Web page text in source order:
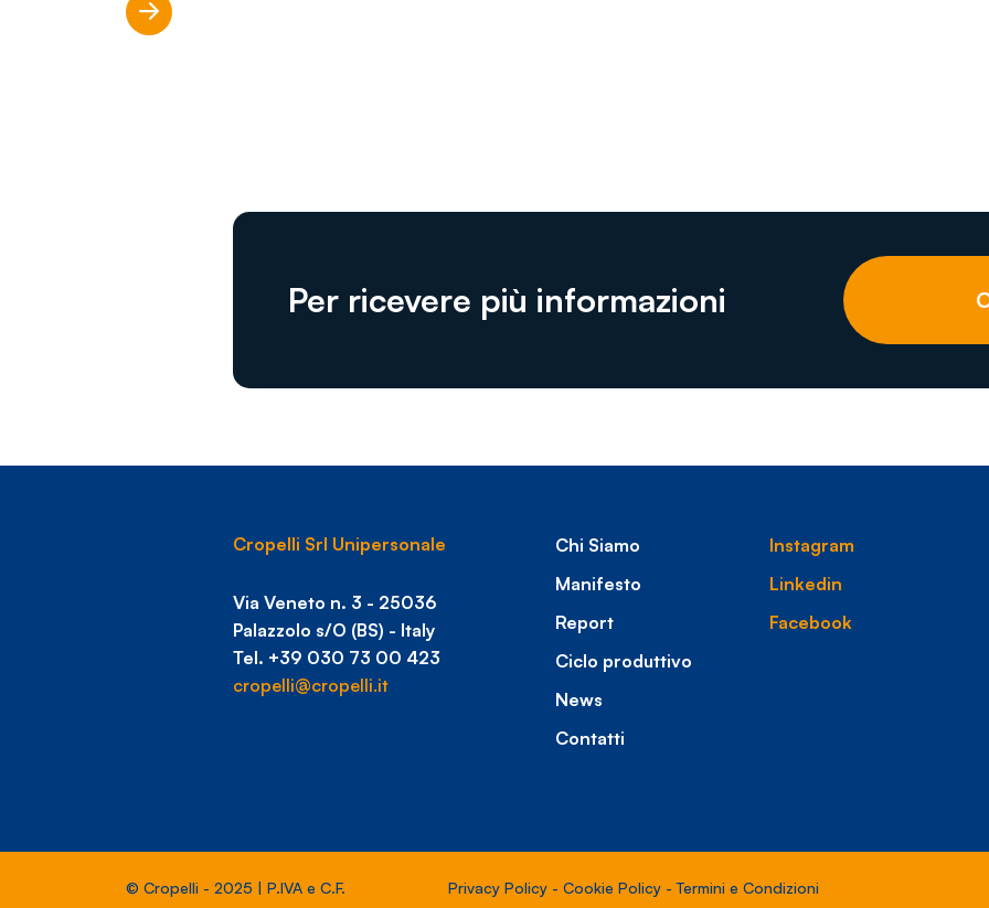
Scopri di più
Per ricevere più informazioni
Cropelli Srl Unipersonale
Via Veneto n. 3 - 25036
Palazzolo s/O (BS) - Italy
Tel. +39 030 73 00 423
cropelli@cropelli.it
Chi Siamo
Manifesto
Report
Ciclo produttivo
News
Contatti
Instagram
Linkedin
Facebook
© Cropelli - 2025 | P.IVA e C.F.
Privacy Policy- Cookie Policy-Termini e Condizioni